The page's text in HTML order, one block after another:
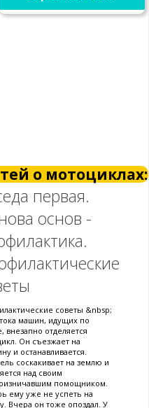
о мотоциклах:
первая.
основ -
советы &nbsp;
машин, идущих по
внезапно отделяется
Он съезжает на
и останавливается.
соскакивает на землю и
над своим
помощником.
ему уже не успеть на
Вчера он тоже опоздал. У